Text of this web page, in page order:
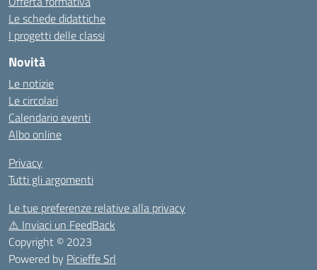
Le schede didattiche
I progetti delle classi
Novità
Le notizie
Le circolari
Calendario eventi
Albo online
Privacy
Tutti gli argomenti
Le tue preferenze relative alla privacy
⚠️ Inviaci un FeedBack
Copyright © 2023
Powered by Picieffe Srl